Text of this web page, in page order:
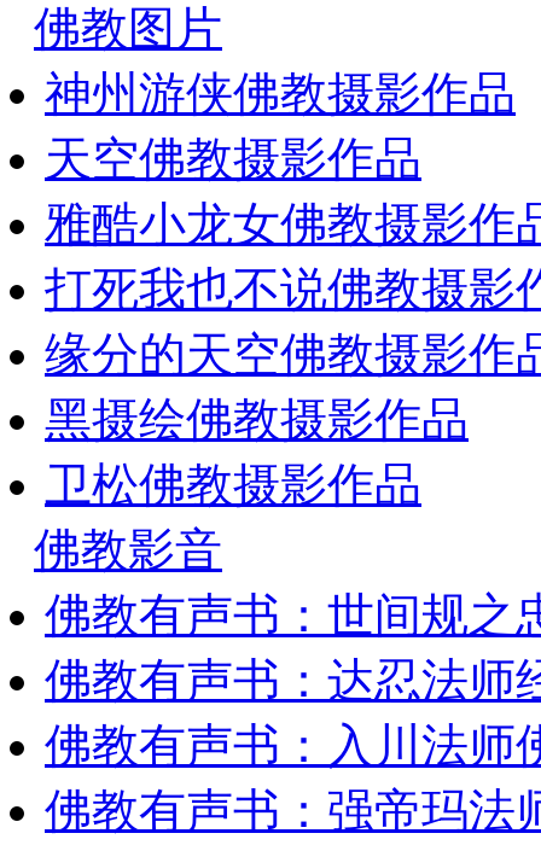
佛教图片
神州游侠佛教摄影作品
天空佛教摄影作品
雅酷小龙女佛教摄影作
打死我也不说佛教摄影
缘分的天空佛教摄影作
黑摄绘佛教摄影作品
卫松佛教摄影作品
佛教影音
佛教有声书：世间规
佛教有声书：达忍法师
佛教有声书：入川法师
佛教有声书：强帝玛法